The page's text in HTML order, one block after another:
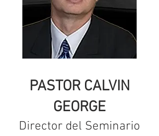
PASTOR CALVIN
GEORGE
Director del Seminario